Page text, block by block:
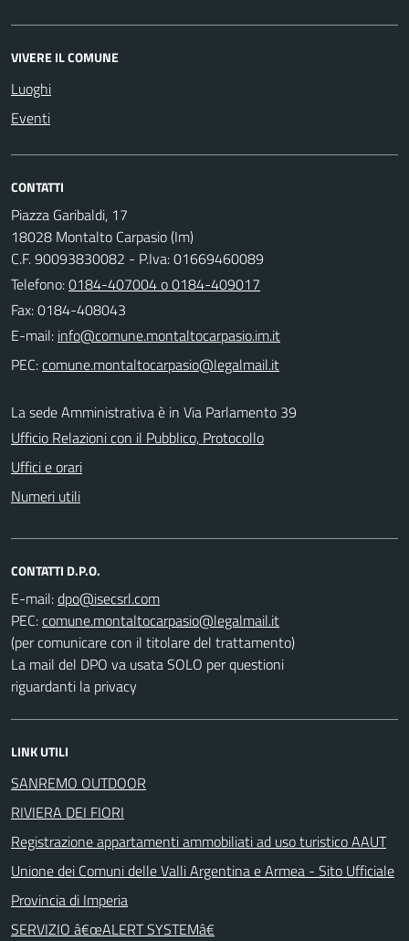
VIVERE IL COMUNE
Luoghi
Eventi
CONTATTI
Piazza Garibaldi, 17
18028 Montalto Carpasio (Im)
C.F. 90093830082 - P.Iva: 01669460089
Telefono:0184-407004 o 0184-409017
Fax: 0184-408043
E-mail:
PEC:
La sede Amministrativa è in Via Parlamento 39
Ufficio Relazioni con il Pubblico, Protocollo
Uffici e orari
Numeri utili
CONTATTI D.P.O.
E-mail:
PEC:
(per comunicare con il titolare del trattamento)
La mail del DPO va usata SOLO per questioni
riguardanti la privacy
LINK UTILI
SANREMO OUTDOOR
RIVIERA DEI FIORI
Registrazione appartamenti ammobiliati ad uso turistico AAUT
Unione dei Comuni delle Valli Argentina e Armea - Sito Ufficiale
Provincia di Imperia
SERVIZIO â€œALERT SYSTEMâ€